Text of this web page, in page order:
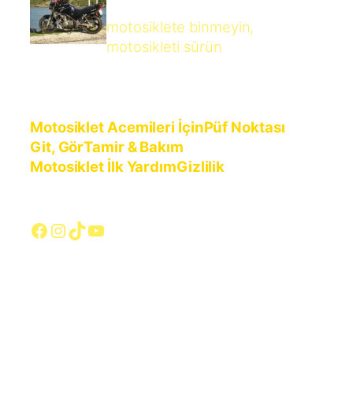
motosiklete binmeyin,
motosikleti sürün
Motosiklet Acemileri İçinPüf Noktası
Git, GörTamir & Bakım
Motosiklet İlk YardımGizlilik
Facebook
Instagram
TikTok
YouTube